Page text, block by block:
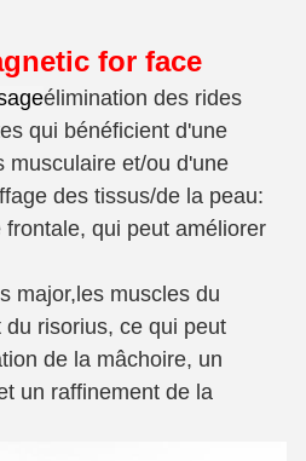
for face
élimination des rides
qui bénéficient d'une
musculaire et/ou d'une
des tissus/de la peau:
qui peut améliorer
major, les muscles du
risorius, ce qui peut
de la mâchoire, un
un raffinement de la